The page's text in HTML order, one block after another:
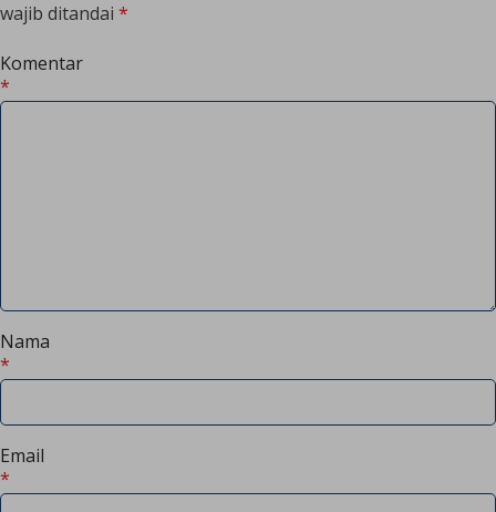
wajib ditandai *
Komentar
*
Nama
*
Email
*